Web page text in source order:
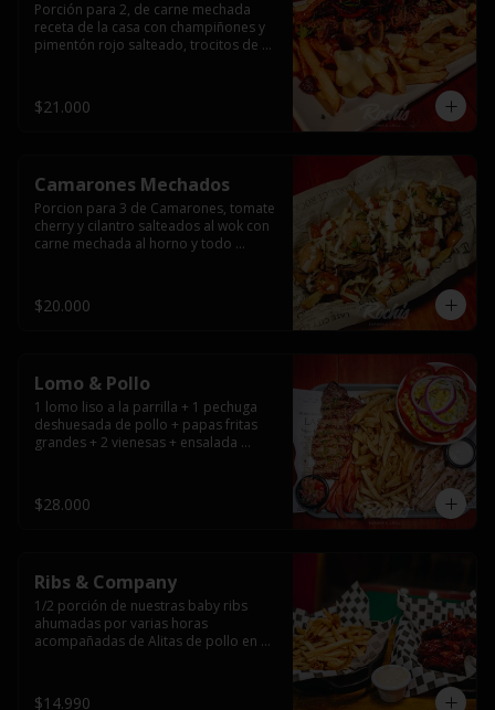
Porción para 2, de carne mechada
receta de la casa con champiñones y
pimentón rojo salteado, trocitos de
papas fritas.
$21.000
Camarones Mechados
Porcion para 3 de Camarones, tomate
cherry y cilantro salteados al wok con
carne mechada al horno y todo
casera.
$20.000
Lomo & Pollo
1 lomo liso a la parrilla + 1 pechuga
deshuesada de pollo + papas fritas
grandes + 2 vienesas + ensalada
$28.000
Ribs & Company
1/2 porción de nuestras baby ribs
ahumadas por varias horas
acompañadas de Alitas de pollo en
$14.990